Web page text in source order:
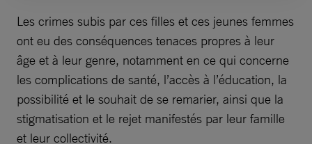
Les crimes subis par ces filles et ces jeunes femmes
ont eu des conséquences tenaces propres à leur
âge et à leur genre, notamment en ce qui concerne
les complications de santé, l’accès à l’éducation, la
possibilité et le souhait de se remarier, ainsi que la
stigmatisation et le rejet manifestés par leur famille
et leur collectivité.